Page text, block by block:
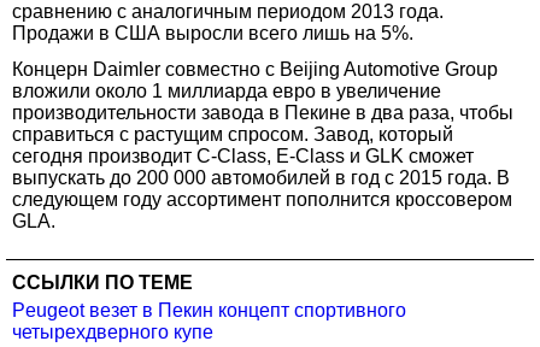
сравнению с аналогичным периодом 2013 года.
Продажи в США выросли всего лишь на 5%.
Концерн Daimler совместно с Beijing Automotive Group
вложили около 1 миллиарда евро в увеличение
производительности завода в Пекине в два раза, чтобы
справиться с растущим спросом. Завод, который
сегодня производит C-Class, E-Class и GLK сможет
выпускать до 200 000 автомобилей в год с 2015 года. В
следующем году ассортимент пополнится кроссовером
GLA.
ССЫЛКИ ПО ТЕМЕ
Peugeot везет в Пекин концепт спортивного
четырехдверного купе